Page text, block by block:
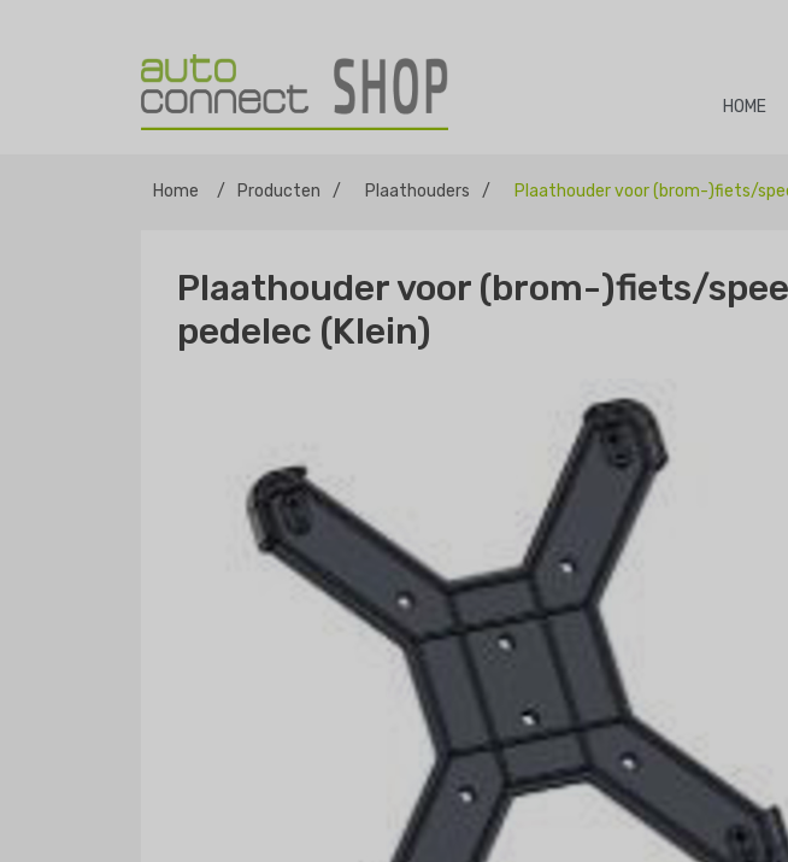
HOME
Home / Producten / Plaathouders / Plaathouder voor (brom-)fiets/
Plaathouder voor (brom-)fiets/
pedelec (Klein)